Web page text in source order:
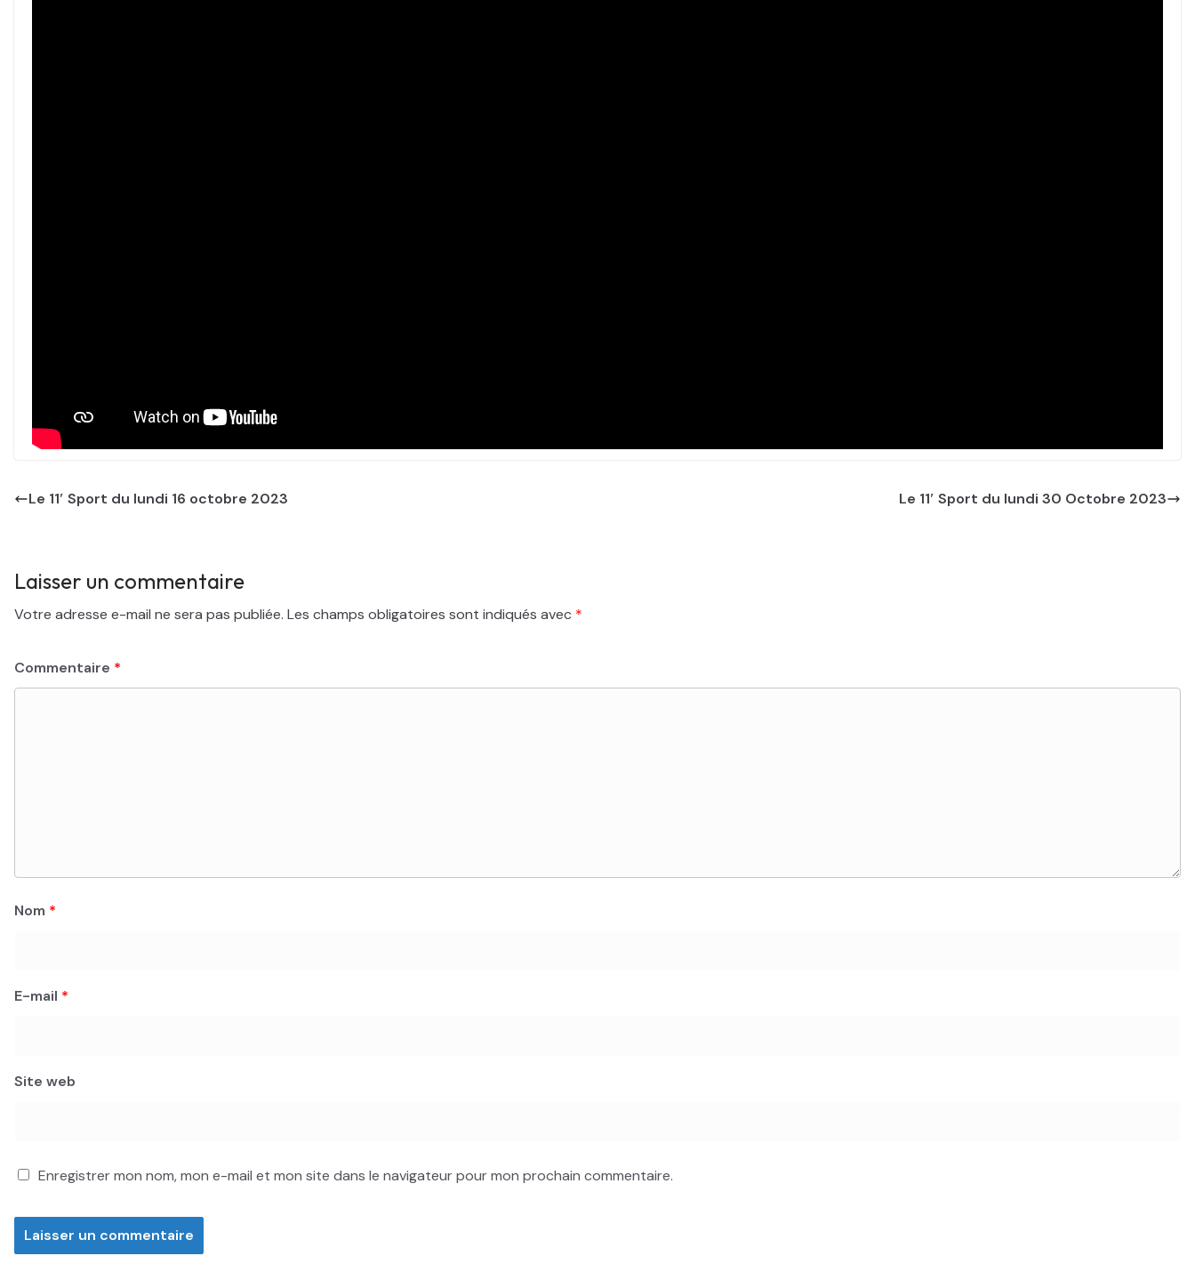
Le 11′ Sport du lundi 16 octobre 2023 Le 11′ Sport du lundi 30 Octobre 2023
Laisser un commentaire
Votre adresse e-mail ne sera pas publiée. Les champs obligatoires sont indiqués avec *
Commentaire *
Nom *
E-mail *
Site web
Enregistrer mon nom, mon e-mail et mon site dans le navigateur pour mon prochain commentaire.